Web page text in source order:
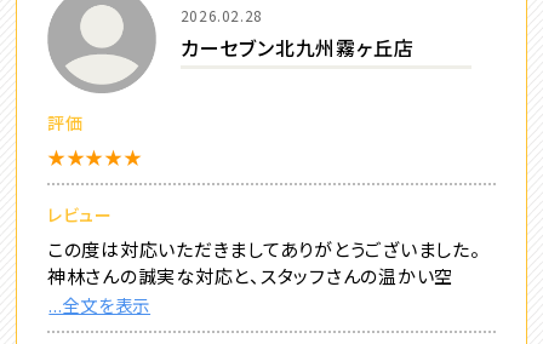
2026.02.28
カーセブン北九州霧ヶ丘店
評価
★★★★★
レビュー
この度は対応いただきましてありがとうございました。
神林さんの誠実な対応と、スタッフさんの温かい空
...全文を表示